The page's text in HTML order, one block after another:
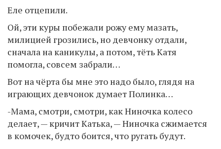
Еле отцепили.
Ой, эти куры побежали рожу ему мазать,
милицией грозились, но девчонку отдали,
сначала на каникулы, а потом, тёть Катя
помогла, совсем забрали…
Вот на чёрта бы мне это надо было, глядя на
играющих девчонок думает Полинка…
-Мама, смотри, смотри, как Ниночка колесо
делает, — кричит Катька, — Ниночка сжимается
в комочек, будто боится, что ругать будут.